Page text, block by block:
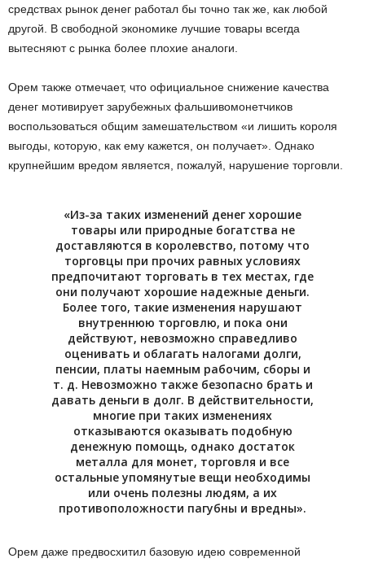
средствах рынок денег работал бы точно так же, как любой
другой. В свободной экономике лучшие товары всегда
вытесняют с рынка более плохие аналоги.
Орем также отмечает, что официальное снижение качества
денег мотивирует зарубежных фальшивомонетчиков
воспользоваться общим замешательством «и лишить короля
выгоды, которую, как ему кажется, он получает». Однако
крупнейшим вредом является, пожалуй, нарушение торговли.
«Из-за таких изменений денег хорошие
товары или природные богатства не
доставляются в королевство, потому что
торговцы при прочих равных условиях
предпочитают торговать в тех местах, где
они получают хорошие надежные деньги.
Более того, такие изменения нарушают
внутреннюю торговлю, и пока они
действуют, невозможно справедливо
оценивать и облагать налогами долги,
пенсии, платы наемным рабочим, сборы и
т. д. Невозможно также безопасно брать и
давать деньги в долг. В действительности,
многие при таких изменениях
отказываются оказывать подобную
денежную помощь, однако достаток
металла для монет, торговля и все
остальные упомянутые вещи необходимы
или очень полезны людям, а их
противоположности пагубны и вредны».
Орем даже предвосхитил базовую идею современной